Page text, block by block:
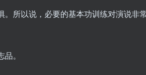
所以说，必要的基本功训练对演说非
。